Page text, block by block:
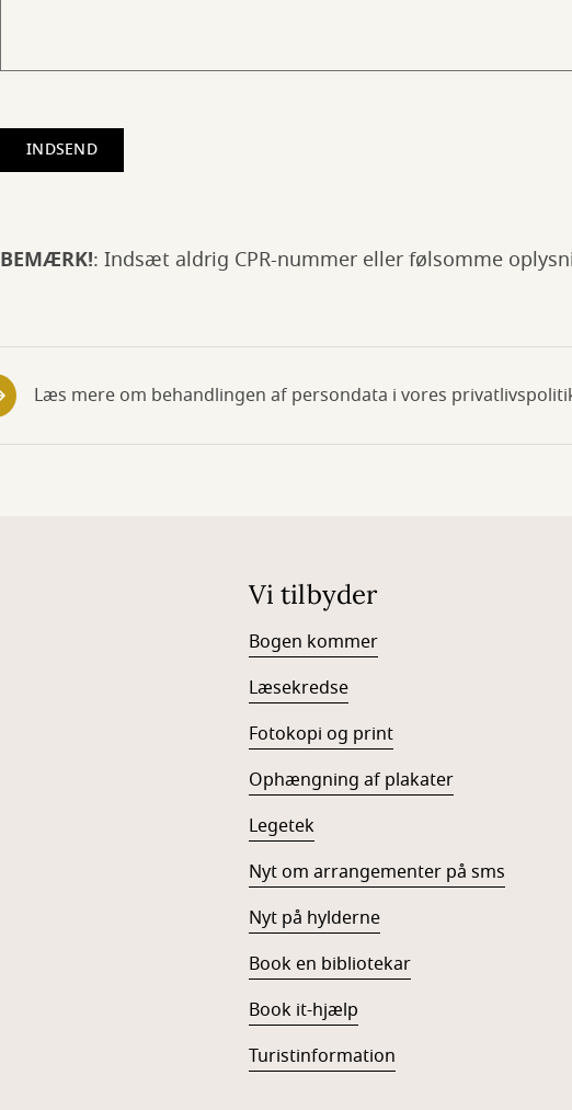
BEMÆRK!: Indsæt aldrig CPR-nummer eller følsomme
Læs mere om behandlingen af persondata i vores
Vi tilbyder
Bogen kommer
Læsekredse
Fotokopi og print
Ophængning af plakater
Legetek
Nyt om arrangementer på sms
Nyt på hylderne
Book en bibliotekar
Book it-hjælp
Turistinformation